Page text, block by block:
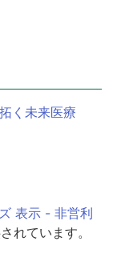
く未来医療
表示 - 非営利
れています。